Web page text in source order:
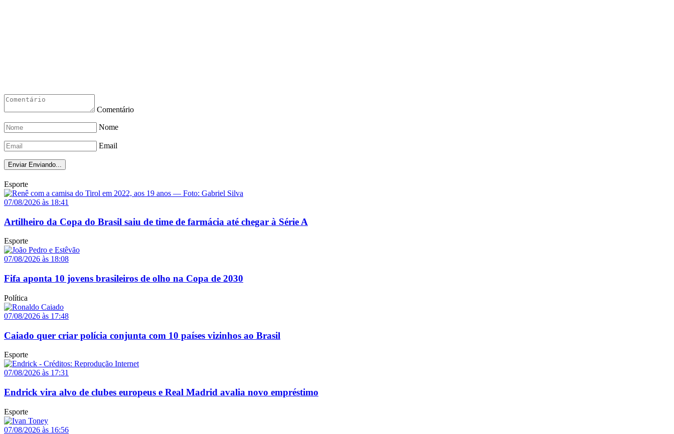
Comentário
Nome
Email
Enviar Enviando...
Esporte
07/08/2026 às 18:41
Artilheiro da Copa do Brasil saiu de time de farmácia até chegar à Série A
Esporte
07/08/2026 às 18:08
Fifa aponta 10 jovens brasileiros de olho na Copa de 2030
Política
07/08/2026 às 17:48
Caiado quer criar polícia conjunta com 10 países vizinhos ao Brasil
Esporte
07/08/2026 às 17:31
Endrick vira alvo de clubes europeus e Real Madrid avalia novo empréstimo
Esporte
07/08/2026 às 16:56